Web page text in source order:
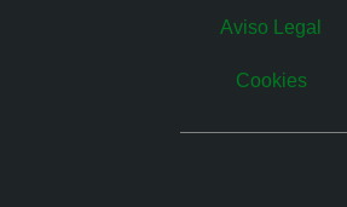
Aviso Legal
Cookies